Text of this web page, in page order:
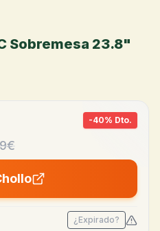
Sobremesa 23.8"
-40% Dto.
€
¿Expirado?